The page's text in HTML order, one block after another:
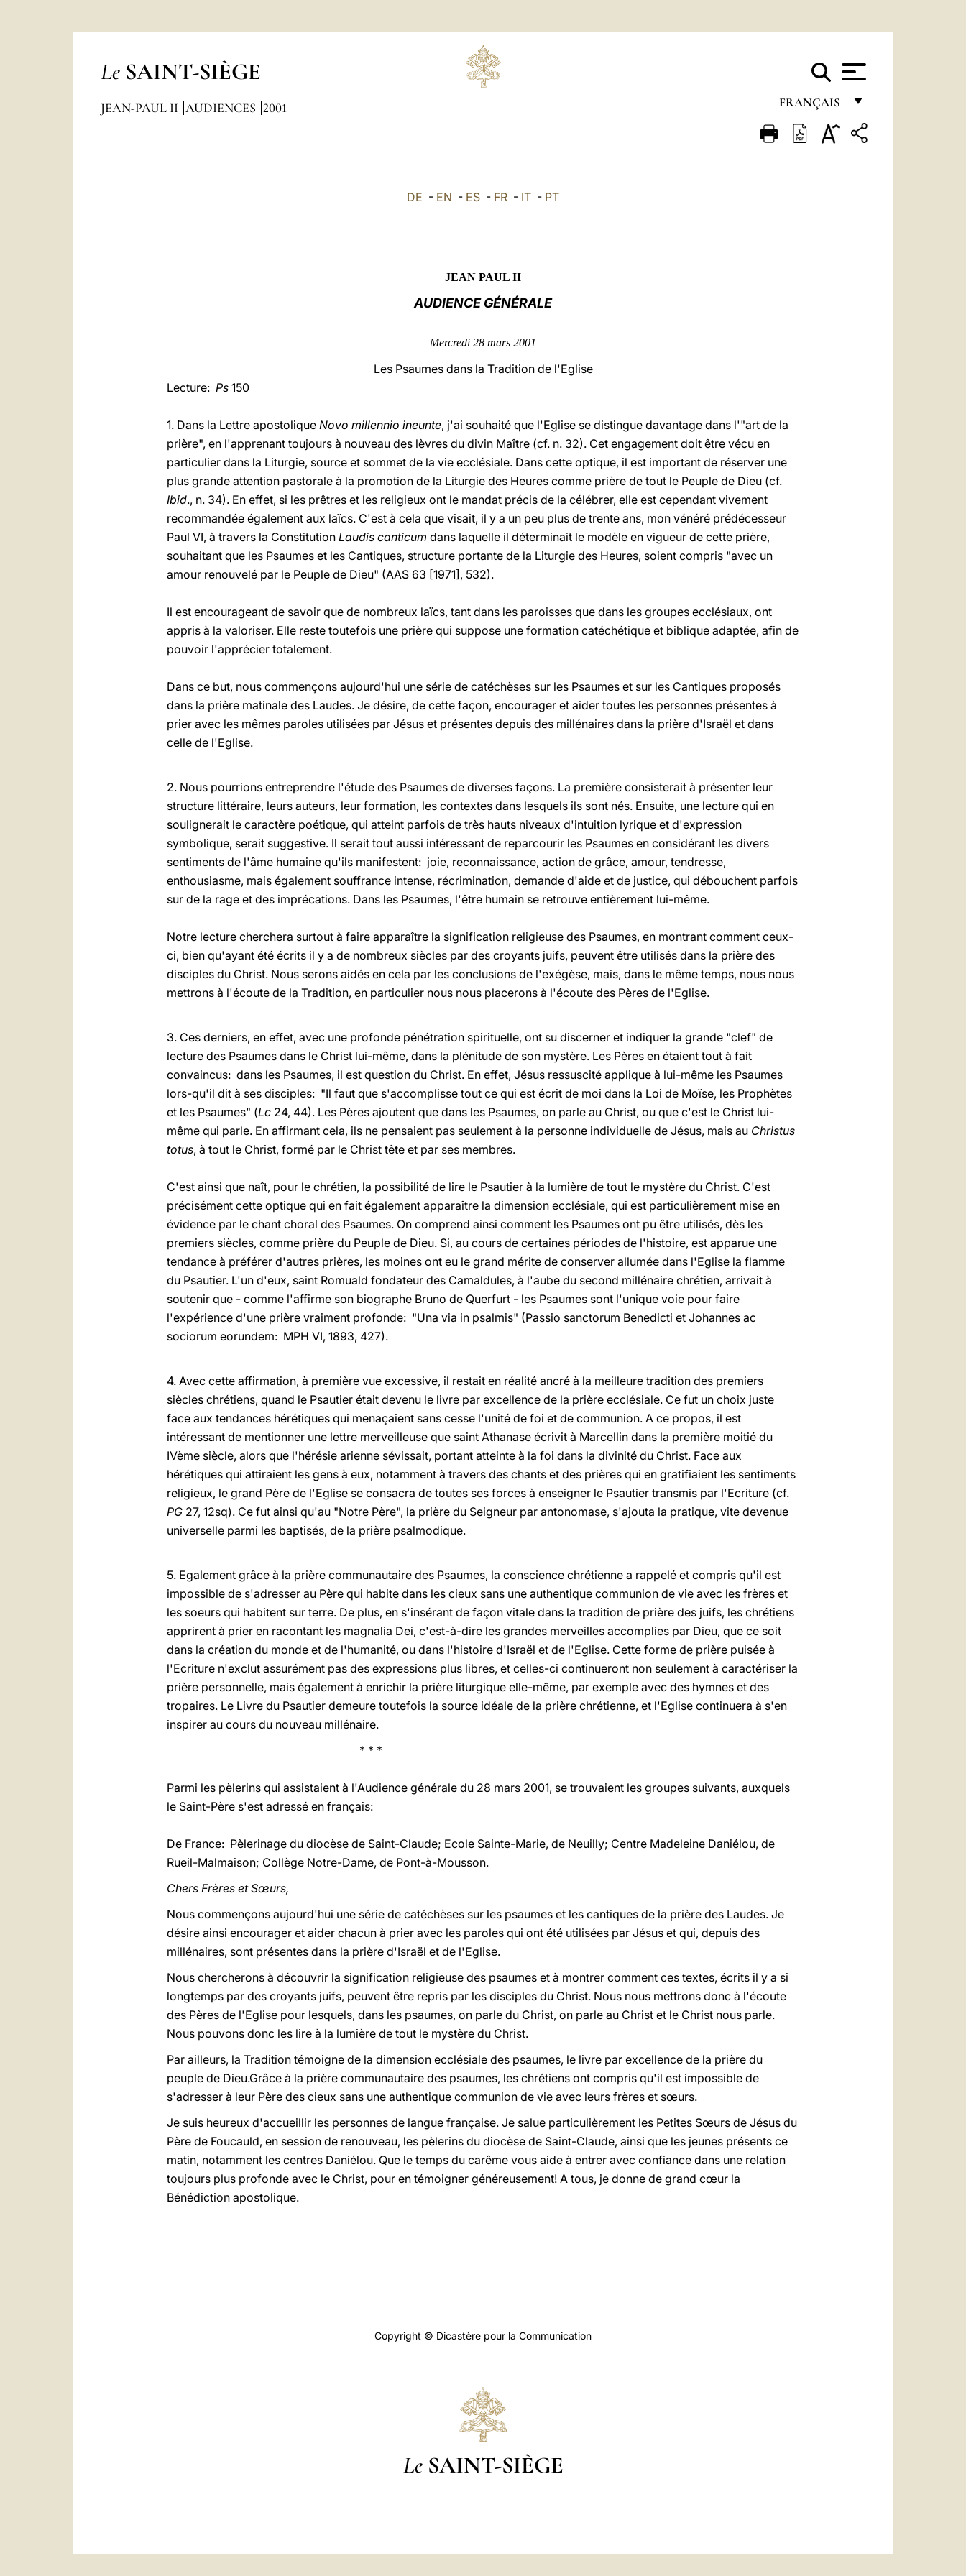
Le SAINT-SIÈGE
FRANÇAIS
FRANÇAIS
JEAN-PAUL II AUDIENCES 2001
DE - EN - ES - FR - IT - PT
JEAN PAUL II
AUDIENCE GÉNÉRALE
Mercredi 28 mars 2001
Les Psaumes dans la Tradition de l'Eglise
Lecture: Ps 150
1. Dans la Lettre apostolique Novo millennio ineunte, j'ai souhaité que l'Eglise se distingue davantage dans l'"art de la
prière", en l'apprenant toujours à nouveau des lèvres du divin Maître (cf. n. 32). Cet engagement doit être vécu en
particulier dans la Liturgie, source et sommet de la vie ecclésiale. Dans cette optique, il est important de réserver une
plus grande attention pastorale à la promotion de la Liturgie des Heures comme prière de tout le Peuple de Dieu (cf.
Ibid., n. 34). En effet, si les prêtres et les religieux ont le mandat précis de la célébrer, elle est cependant vivement
recommandée également aux laïcs. C'est à cela que visait, il y a un peu plus de trente ans, mon vénéré prédécesseur
Paul VI, à travers la Constitution Laudis canticum dans laquelle il déterminait le modèle en vigueur de cette prière,
souhaitant que les Psaumes et les Cantiques, structure portante de la Liturgie des Heures, soient compris "avec un
amour renouvelé par le Peuple de Dieu" (AAS 63 [1971], 532).
Il est encourageant de savoir que de nombreux laïcs, tant dans les paroisses que dans les groupes ecclésiaux, ont
appris à la valoriser. Elle reste toutefois une prière qui suppose une formation catéchétique et biblique adaptée, afin de
pouvoir l'apprécier totalement.
Dans ce but, nous commençons aujourd'hui une série de catéchèses sur les Psaumes et sur les Cantiques proposés
dans la prière matinale des Laudes. Je désire, de cette façon, encourager et aider toutes les personnes présentes à
prier avec les mêmes paroles utilisées par Jésus et présentes depuis des millénaires dans la prière d'Israël et dans
celle de l'Eglise.
2. Nous pourrions entreprendre l'étude des Psaumes de diverses façons. La première consisterait à présenter leur
structure littéraire, leurs auteurs, leur formation, les contextes dans lesquels ils sont nés. Ensuite, une lecture qui en
soulignerait le caractère poétique, qui atteint parfois de très hauts niveaux d'intuition lyrique et d'expression
symbolique, serait suggestive. Il serait tout aussi intéressant de reparcourir les Psaumes en considérant les divers
sentiments de l'âme humaine qu'ils manifestent: joie, reconnaissance, action de grâce, amour, tendresse,
enthousiasme, mais également souffrance intense, récrimination, demande d'aide et de justice, qui débouchent parfois
sur de la rage et des imprécations. Dans les Psaumes, l'être humain se retrouve entièrement lui-même.
Notre lecture cherchera surtout à faire apparaître la signification religieuse des Psaumes, en montrant comment ceux-
ci, bien qu'ayant été écrits il y a de nombreux siècles par des croyants juifs, peuvent être utilisés dans la prière des
disciples du Christ. Nous serons aidés en cela par les conclusions de l'exégèse, mais, dans le même temps, nous nous
mettrons à l'écoute de la Tradition, en particulier nous nous placerons à l'écoute des Pères de l'Eglise.
3. Ces derniers, en effet, avec une profonde pénétration spirituelle, ont su discerner et indiquer la grande "clef" de
lecture des Psaumes dans le Christ lui-même, dans la plénitude de son mystère. Les Pères en étaient tout à fait
convaincus: dans les Psaumes, il est question du Christ. En effet, Jésus ressuscité applique à lui-même les Psaumes
lors-qu'il dit à ses disciples: "Il faut que s'accomplisse tout ce qui est écrit de moi dans la Loi de Moïse, les Prophètes
et les Psaumes" (Lc 24, 44). Les Pères ajoutent que dans les Psaumes, on parle au Christ, ou que c'est le Christ lui-
même qui parle. En affirmant cela, ils ne pensaient pas seulement à la personne individuelle de Jésus, mais au Christus
totus, à tout le Christ, formé par le Christ tête et par ses membres.
C'est ainsi que naît, pour le chrétien, la possibilité de lire le Psautier à la lumière de tout le mystère du Christ. C'est
précisément cette optique qui en fait également apparaître la dimension ecclésiale, qui est particulièrement mise en
évidence par le chant choral des Psaumes. On comprend ainsi comment les Psaumes ont pu être utilisés, dès les
premiers siècles, comme prière du Peuple de Dieu. Si, au cours de certaines périodes de l'histoire, est apparue une
tendance à préférer d'autres prières, les moines ont eu le grand mérite de conserver allumée dans l'Eglise la flamme
du Psautier. L'un d'eux, saint Romuald fondateur des Camaldules, à l'aube du second millénaire chrétien, arrivait à
soutenir que - comme l'affirme son biographe Bruno de Querfurt - les Psaumes sont l'unique voie pour faire
l'expérience d'une prière vraiment profonde: "Una via in psalmis" (Passio sanctorum Benedicti et Johannes ac
sociorum eorundem: MPH VI, 1893, 427).
4. Avec cette affirmation, à première vue excessive, il restait en réalité ancré à la meilleure tradition des premiers
siècles chrétiens, quand le Psautier était devenu le livre par excellence de la prière ecclésiale. Ce fut un choix juste
face aux tendances hérétiques qui menaçaient sans cesse l'unité de foi et de communion. A ce propos, il est
intéressant de mentionner une lettre merveilleuse que saint Athanase écrivit à Marcellin dans la première moitié du
IVème siècle, alors que l'hérésie arienne sévissait, portant atteinte à la foi dans la divinité du Christ. Face aux
hérétiques qui attiraient les gens à eux, notamment à travers des chants et des prières qui en gratifiaient les sentiments
religieux, le grand Père de l'Eglise se consacra de toutes ses forces à enseigner le Psautier transmis par l'Ecriture (cf.
PG 27, 12sq). Ce fut ainsi qu'au "Notre Père", la prière du Seigneur par antonomase, s'ajouta la pratique, vite devenue
universelle parmi les baptisés, de la prière psalmodique.
5. Egalement grâce à la prière communautaire des Psaumes, la conscience chrétienne a rappelé et compris qu'il est
impossible de s'adresser au Père qui habite dans les cieux sans une authentique communion de vie avec les frères et
les soeurs qui habitent sur terre. De plus, en s'insérant de façon vitale dans la tradition de prière des juifs, les chrétiens
apprirent à prier en racontant les magnalia Dei, c'est-à-dire les grandes merveilles accomplies par Dieu, que ce soit
dans la création du monde et de l'humanité, ou dans l'histoire d'Israël et de l'Eglise. Cette forme de prière puisée à
l'Ecriture n'exclut assurément pas des expressions plus libres, et celles-ci continueront non seulement à caractériser la
prière personnelle, mais également à enrichir la prière liturgique elle-même, par exemple avec des hymnes et des
tropaires. Le Livre du Psautier demeure toutefois la source idéale de la prière chrétienne, et l'Eglise continuera à s'en
inspirer au cours du nouveau millénaire.
* * *
Parmi les pèlerins qui assistaient à l'Audience générale du 28 mars 2001, se trouvaient les groupes suivants, auxquels
le Saint-Père s'est adressé en français:
De France: Pèlerinage du diocèse de Saint-Claude; Ecole Sainte-Marie, de Neuilly; Centre Madeleine Daniélou, de
Rueil-Malmaison; Collège Notre-Dame, de Pont-à-Mousson.
Chers Frères et Sœurs,
Nous commençons aujourd'hui une série de catéchèses sur les psaumes et les cantiques de la prière des Laudes. Je
désire ainsi encourager et aider chacun à prier avec les paroles qui ont été utilisées par Jésus et qui, depuis des
millénaires, sont présentes dans la prière d'Israël et de l'Eglise.
Nous chercherons à découvrir la signification religieuse des psaumes et à montrer comment ces textes, écrits il y a si
longtemps par des croyants juifs, peuvent être repris par les disciples du Christ. Nous nous mettrons donc à l'écoute
des Pères de l'Eglise pour lesquels, dans les psaumes, on parle du Christ, on parle au Christ et le Christ nous parle.
Nous pouvons donc les lire à la lumière de tout le mystère du Christ.
Par ailleurs, la Tradition témoigne de la dimension ecclésiale des psaumes, le livre par excellence de la prière du
peuple de Dieu.Grâce à la prière communautaire des psaumes, les chrétiens ont compris qu'il est impossible de
s'adresser à leur Père des cieux sans une authentique communion de vie avec leurs frères et sœurs.
Je suis heureux d'accueillir les personnes de langue française. Je salue particulièrement les Petites Sœurs de Jésus du
Père de Foucauld, en session de renouveau, les pèlerins du diocèse de Saint-Claude, ainsi que les jeunes présents ce
matin, notamment les centres Daniélou. Que le temps du carême vous aide à entrer avec confiance dans une relation
toujours plus profonde avec le Christ, pour en témoigner généreusement! A tous, je donne de grand cœur la
Bénédiction apostolique.
Copyright © Dicastère pour la Communication
Le SAINT-SIÈGE